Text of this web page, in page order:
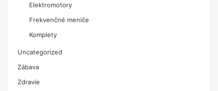
Elektromotory
Frekvenčné meniče
Komplety
Uncategorized
Zábava
Zdravie